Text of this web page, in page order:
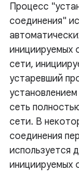
Процесс
соединения"
инициируемых
сети,
устаревший
сеть
сети. В
соединения
используется
инициируемых